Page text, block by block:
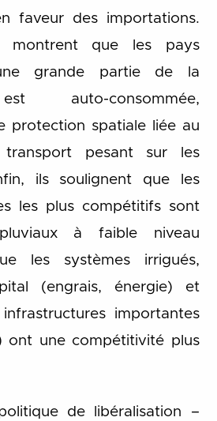
faveur des importations.
montrent que les pays
grande partie de la
auto-consommée,
protection spatiale liée au
pesant sur les
ils soulignent que les
les plus compétitifs sont
à faible niveau
les systèmes irrigués,
(engrais, énergie) et
importantes
ont une compétitivité plus
de libéralisation –